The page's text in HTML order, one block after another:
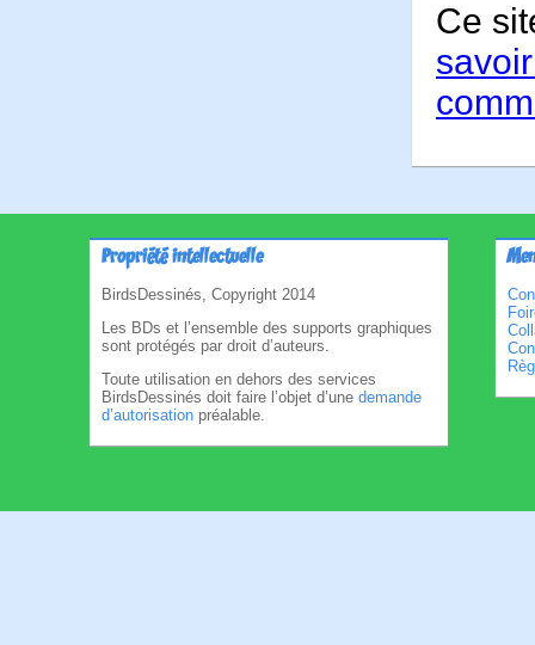
Ce
Propriété intellectuelle
BirdsDessinés, Copyright 2014
Les BDs et l’ensemble des supports graphiques
sont protégés par droit d’auteurs.
Toute utilisation en dehors des services
BirdsDessinés doit faire l’objet d’une demande
d’autorisation préalable.